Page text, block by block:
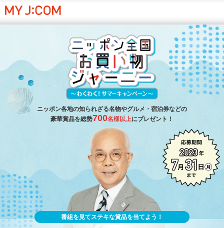
ニッポン各地の知られざる名物やグルメ・宿泊券などの
豪華賞品を総勢700名様以上にプレゼント！
番組を見てステキな賞品を当てよう ！